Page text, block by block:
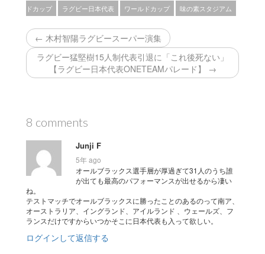
ドカップ
ラグビー日本代表 ワールドカップ 味の素スタジアム
← 木村智陽ラグビースーパー演集
ラグビー猛堅樹15人制代表引退に「これ後死ない」
【ラグビー日本代表ONETEAMパレード】 →
8 comments
Junji F
5年 ago
オールブラックス選手層が厚過ぎて31人のうち誰
が出ても最高のパフォーマンスが出せるから凄い
ね。
テストマッチでオールブラックスに勝ったことのあるのって南ア、
オーストラリア、イングランド、アイルランド 、ウェールズ、フ
ランスだけですからいつかそこに日本代表も入って欲しい。
ログインして返信する